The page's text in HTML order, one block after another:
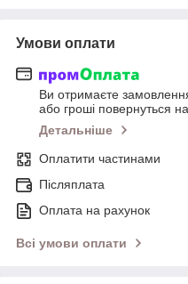
Умови оплати
Ви отримаєте
або гроші повернуться
Детальніше
Оплатити частинами
Післяплата
Оплата на рахунок
Всі умови оплати